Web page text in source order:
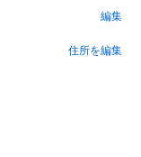
編集
住所を編集